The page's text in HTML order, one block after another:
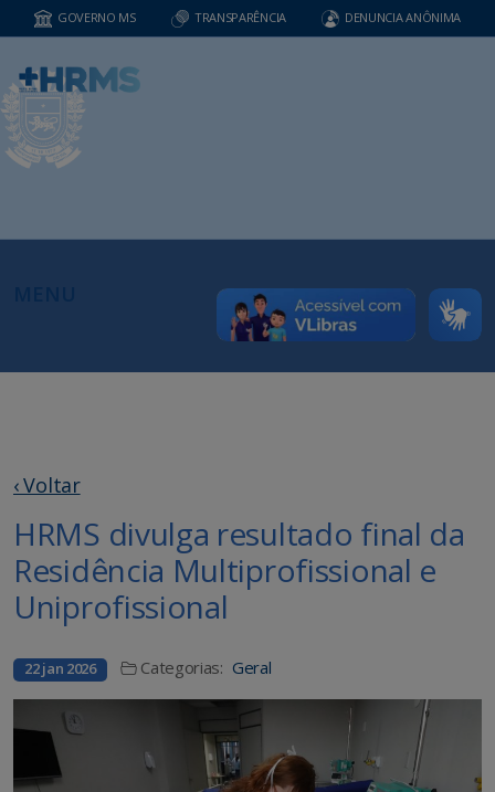
GOVERNO MS TRANSPARÊNCIA DENUNCIA ANÔNIMA
‹ Voltar
HRMS divulga resultado final da
Residência Multiprofissional e
Uniprofissional
22 jan 2026 Categorias: Geral